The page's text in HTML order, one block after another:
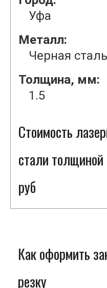
Уфа
Металл:
Черная сталь
Толщина, мм:
1.5
Стоимость
стали
руб
Как оформить
резку